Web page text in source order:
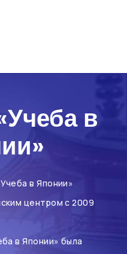
в
в Японии»
центром с 2009
в Японии» была